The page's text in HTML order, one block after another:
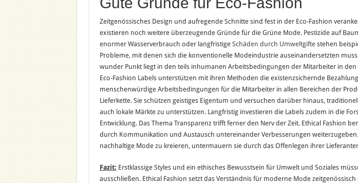
Zeitgenössisches Design und aufregende Schnitte sind fest in der Eco-Fashion
existieren noch weitere überzeugende Gründe für die Grüne Mode. Pestizide auf
enormer Wasserverbrauch oder langfristige Schäden durch Umweltgiftestehen
Probleme, mit denen sich die konventionelle Modeindustrie auseinandersetzten
wunder Punkt liegt in den teils inhumanen Arbeitsbedingungen der Mitarbeiter in
Eco-Fashion Labels unterstützen mit ihren Methoden die existenzsichernde
menschenwürdige Arbeitsbedingungen für die Mitarbeiter in allen Bereichen der
Lieferkette. Sie schützen geistiges Eigentum und versuchen darüber hinaus,
auch lokale Märkte zu unterstützen. Langfristig investieren die Labels zudem in die
Entwicklung. Das Thema Transparenz trifft ferner den Nerv der Zeit. Ethical Fashion
durch Kommunikation und Austausch untereinander Verbesserungen
nachhaltige Mode zu kreieren, untermauern sie durch das Offenlegen ihrer
Fazit: Erstklassige Styles und ein ethisches Bewusstsein für Umwelt und Soziales
ausschließen. Ethical Fashion setzt das Verständnis für moderne Mode